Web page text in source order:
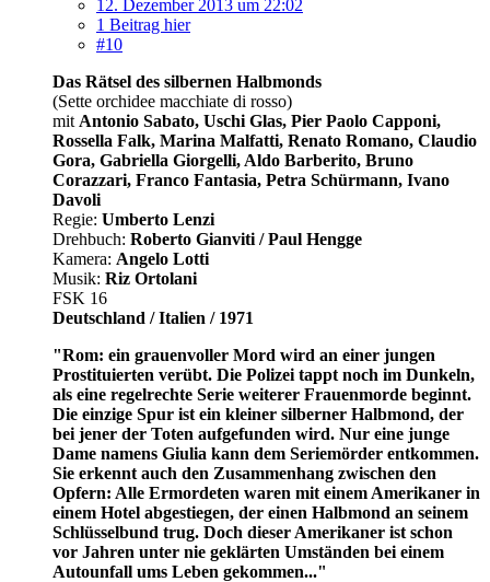
12. Dezember 2013 um 22:02
1 Beitrag hier
#10
Das Rätsel des silbernen Halbmonds
(Sette orchidee macchiate di rosso)
mit Antonio Sabato, Uschi Glas, Pier Paolo Capponi,
Rossella Falk, Marina Malfatti, Renato Romano, Claudio
Gora, Gabriella Giorgelli, Aldo Barberito, Bruno
Corazzari, Franco Fantasia, Petra Schürmann, Ivano
Davoli
Regie: Umberto Lenzi
Drehbuch: Roberto Gianviti / Paul Hengge
Kamera: Angelo Lotti
Musik: Riz Ortolani
FSK 16
Deutschland / Italien / 1971
"Rom: ein grauenvoller Mord wird an einer jungen
Prostituierten verübt. Die Polizei tappt noch im Dunkeln,
als eine regelrechte Serie weiterer Frauenmorde beginnt.
Die einzige Spur ist ein kleiner silberner Halbmond, der
bei jener der Toten aufgefunden wird. Nur eine junge
Dame namens Giulia kann dem Seriemörder entkommen.
Sie erkennt auch den Zusammenhang zwischen den
Opfern: Alle Ermordeten waren mit einem Amerikaner in
einem Hotel abgestiegen, der einen Halbmond an seinem
Schlüsselbund trug. Doch dieser Amerikaner ist schon
vor Jahren unter nie geklärten Umständen bei einem
Autounfall ums Leben gekommen..."